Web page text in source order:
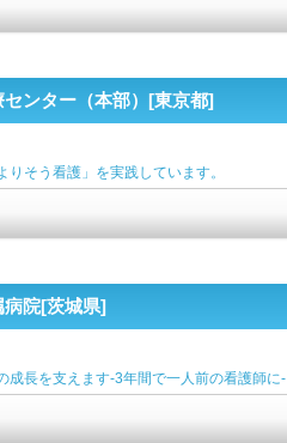
ンター（本部）[東京都]
りそう看護」を実践しています。
病院[茨城県]
成長を支えます-3年間で一人前の看護師に-